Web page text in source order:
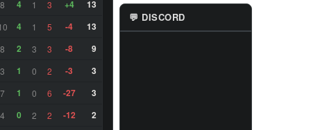
8 4 1 3 +4
13
4 1 5 -4
13
8 2 3 3 -8
9
3 1 0 2 -3
3
7 1 0 6 -27
3
4 0 2 2 -12
2
💬 DISCORD